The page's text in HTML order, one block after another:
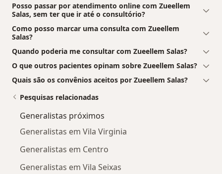
Posso passar por atendimento online com Zueellem
Salas, sem ter que ir até o consultório?
Como posso marcar uma consulta com Zueellem
Salas?
Quando poderia me consultar com Zueellem Salas?
O que outros pacientes opinam sobre Zueellem Salas?
Quais são os convênios aceitos por Zueellem Salas?
Pesquisas relacionadas
Generalistas próximos
Generalistas em Vila Virginia
Generalistas em Centro
Generalistas em Vila Seixas